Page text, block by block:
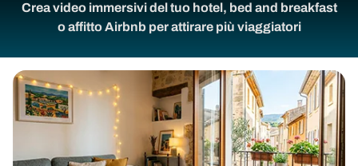
Crea video immersivi del tuo hotel, bed and breakfast
o affitto Airbnb per attirare più viaggiatori